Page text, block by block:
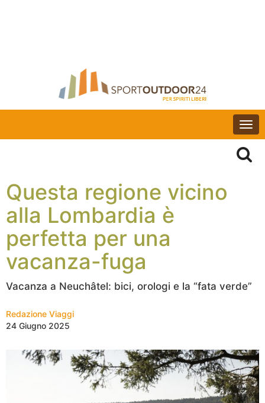
Questa regione vicino
alla Lombardia è
perfetta per una
vacanza-fuga
Vacanza a Neuchâtel: bici, orologi e la “fata verde”
Redazione Viaggi
24 Giugno 2025